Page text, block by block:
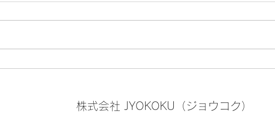
8月7日
🍤『年間約300万人が訪れ
スポット』紅葉屋本店の『と
🗑️ 八
株式会社 JYOKOKU（ジョウコク）